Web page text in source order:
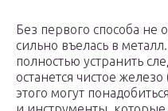
Без первого способа не
сильно въелась в
полностью устранить
останется чистое
этого могут